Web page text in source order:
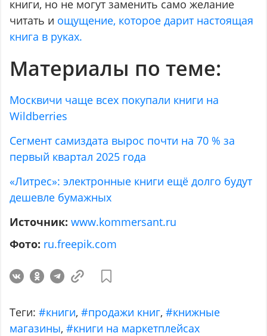
книги, но не могут заменить само желание
читать и ощущение, которое дарит настоящая
книга в руках.
Материалы по теме:
Москвичи чаще всех покупали книги на
Wildberries
Сегмент самиздата вырос почти на 70 % за
первый квартал 2025 года
«Литрес»: электронные книги ещё долго будут
дешевле бумажных
Источник: www.kommersant.ru
Фото: ru.freepik.com
Теги: #книги,#продажи книг,#книжные
магазины,#книги на маркетплейсах